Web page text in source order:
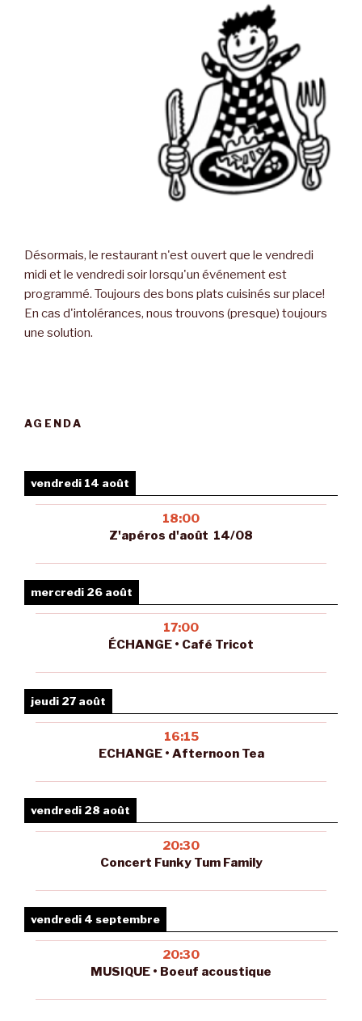
Désormais, le restaurant n'est ouvert que le vendredi
midi et le vendredi soir lorsqu'un événement est
programmé. Toujours des bons plats cuisinés sur place!
En cas d'intolérances, nous trouvons (presque) toujours
une solution.
AGENDA
vendredi 14 août
18:00
Z'apéros d'août 14/08
mercredi 26 août
17:00
ÉCHANGE • Café Tricot
jeudi 27 août
16:15
ECHANGE • Afternoon Tea
vendredi 28 août
20:30
Concert Funky Tum Family
vendredi 4 septembre
20:30
MUSIQUE • Boeuf acoustique